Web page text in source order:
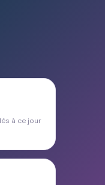
à ce jour